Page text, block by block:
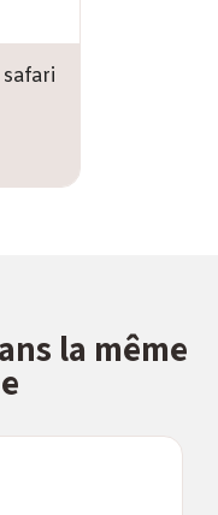
la même